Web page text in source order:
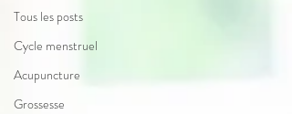
Tous les posts
Cycle menstruel
Acupuncture
Grossesse